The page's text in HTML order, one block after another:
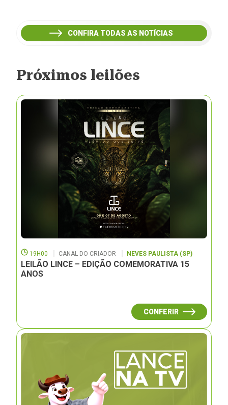
CONFIRA TODAS AS NOTÍCIAS
Próximos leilões
19H00 CANAL DO CRIADOR NEVES PAULISTA (SP)
LEILÃO LINCE – EDIÇÃO COMEMORATIVA 15
ANOS
CONFERIR